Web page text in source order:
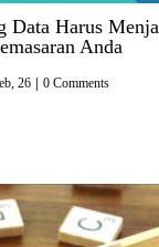
Data Harus
Anda
26 | 0 Comments